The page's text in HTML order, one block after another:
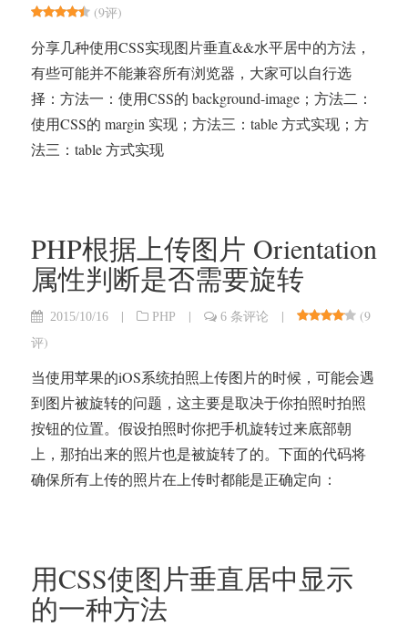
(9评)
分享几种使用CSS实现图片垂直&&水平居中的方法，
有些可能并不能兼容所有浏览器，大家可以自行选
择：方法一：使用CSS的 background-image；方法二：
使用CSS的 margin 实现；方法三：table 方式实现；方
法三：table 方式实现
PHP根据上传图片 Orientation
属性判断是否需要旋转
2015/10/16 | PHP | 6 条评论 | (9
评)
当使用苹果的iOS系统拍照上传图片的时候，可能会遇
到图片被旋转的问题，这主要是取决于你拍照时拍照
按钮的位置。假设拍照时你把手机旋转过来底部朝
上，那拍出来的照片也是被旋转了的。下面的代码将
确保所有上传的照片在上传时都能是正确定向：
用CSS使图片垂直居中显示
的一种方法